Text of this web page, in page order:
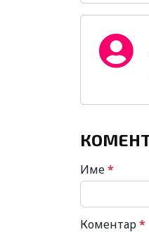
Име*
Коментар*